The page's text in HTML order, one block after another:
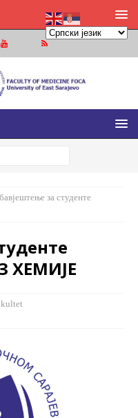
ФОЧА
У ИСТОЧНОМ
за студенте
ХЕМИЈЕ